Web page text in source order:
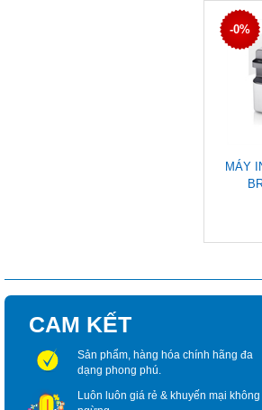
-0%
MÁY
CAM KẾT
Sản phẩm, hàng hóa chính hãng đa
dạng phong phú.
Luôn luôn giá rẻ & khuyến mại không